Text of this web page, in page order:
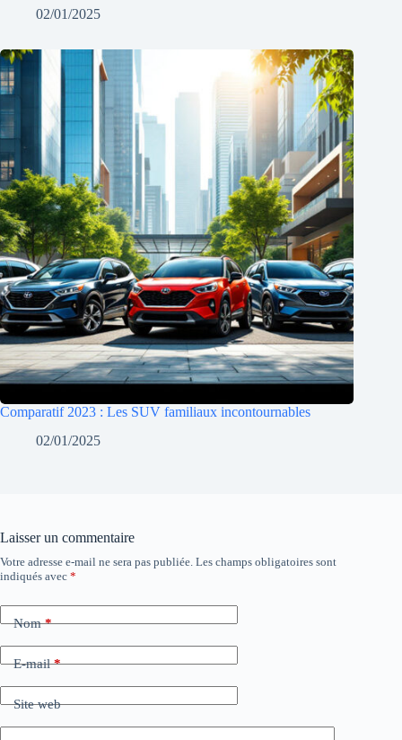
02/01/2025
Comparatif 2023 : Les SUV familiaux incontournables
02/01/2025
Laisser un commentaire
Votre adresse e-mail ne sera pas publiée. Les champs obligatoires sont
indiqués avec *
Nom*
E-mail*
Site web